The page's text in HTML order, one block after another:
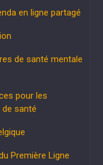
en ligne partagé
de santé mentale
pour les
santé
Première Ligne